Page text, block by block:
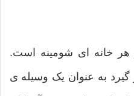
هر خانه ای شومینه است.
گیرد به عنوان یک وسیله ی